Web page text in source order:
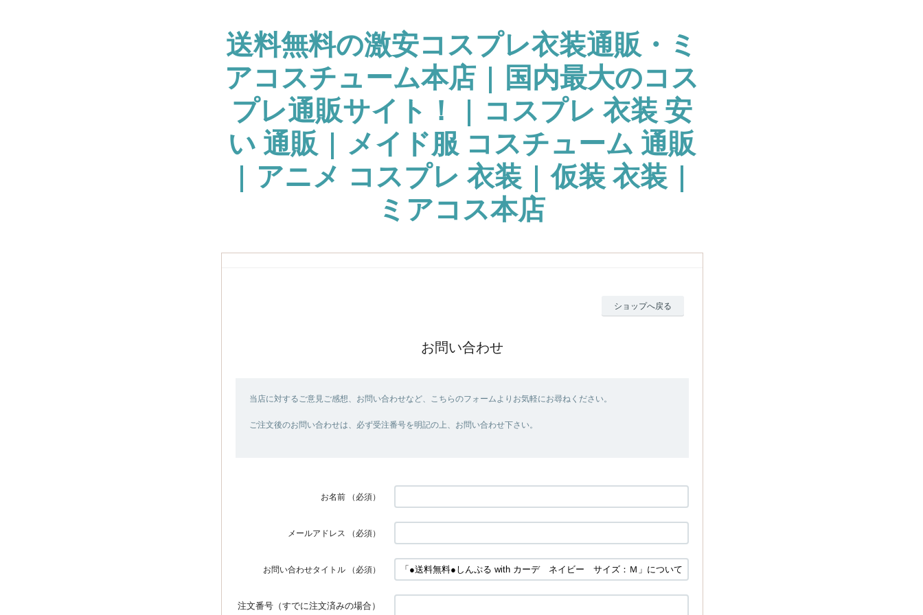
送料無料の激安コスプレ衣装通販・ミ
アコスチューム本店 | 国内最大のコス
プレ通販サイト！ | コスプレ 衣装 安
い 通販 | メイド服 コスチューム 通販
| アニメ コスプレ 衣装 | 仮装 衣装 |
ミアコス本店
ショップへ戻る
お問い合わせ
当店に対するご意見ご感想、お問い合わせなど、こちらのフォームよりお気軽にお尋ねください。
ご注文後のお問い合わせは、必ず受注番号を明記の上、お問い合わせ下さい。
お名前 （必須）
メールアドレス （必須）
お問い合わせタイトル （必須）
注文番号（すでに注文済みの場合）